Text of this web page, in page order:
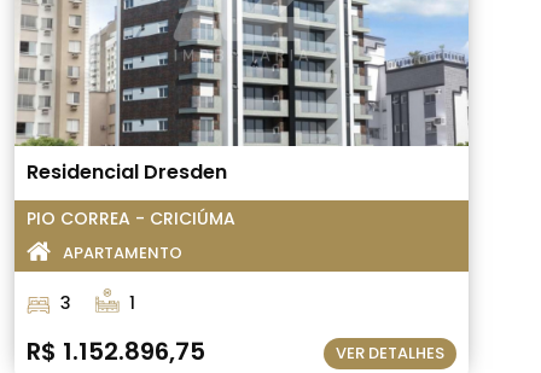
Residencial Dresden
PIO CORREA - CRICIÚMA
APARTAMENTO
3 1
R$ 1.152.896,75 VER DETALHES